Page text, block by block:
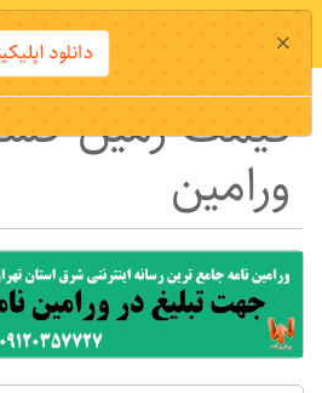
قیمت زمین
ورامین
× دانلود